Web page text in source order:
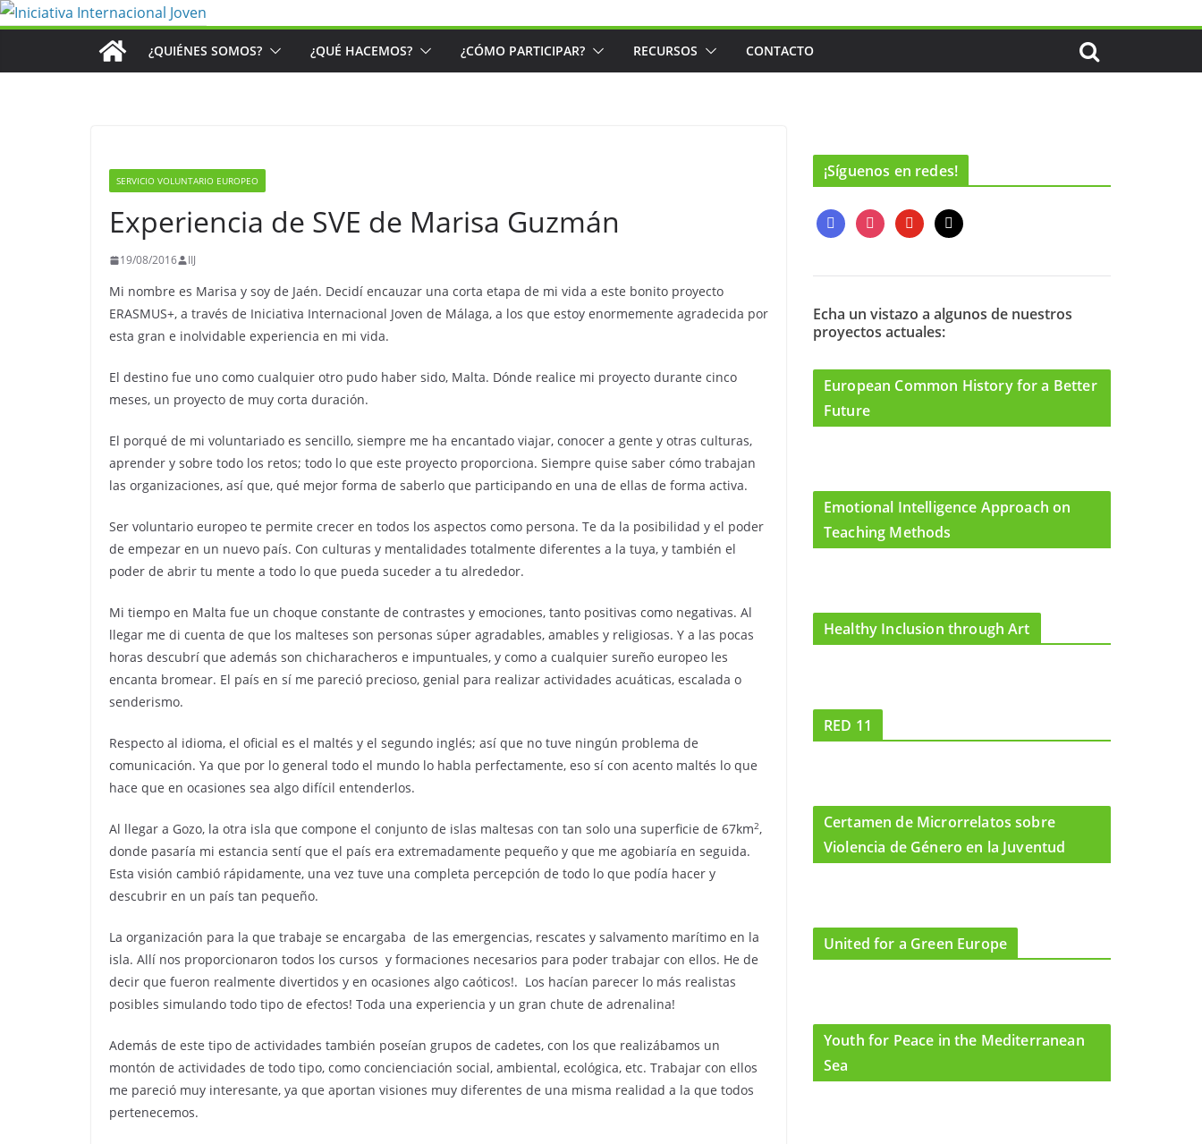
Saltar
¿QUIÉNES SOMOS? ¿QUÉ HACEMOS? ¿CÓMO PARTICIPAR? RECURSOS CONTACTO
SERVICIO VOLUNTARIO EUROPEO
Experiencia de SVE de Marisa Guzmán
19/08/2016 IIJ
Mi nombre es Marisa y soy de Jaén. Decidí encauzar una corta etapa de mi vida a este bonito proyecto
ERASMUS+, a través de Iniciativa Internacional Joven de Málaga, a los que estoy enormemente agradecida por
esta gran e inolvidable experiencia en mi vida.
El destino fue uno como cualquier otro pudo haber sido, Malta. Dónde realice mi proyecto durante cinco
meses, un proyecto de muy corta duración.
El porqué de mi voluntariado es sencillo, siempre me ha encantado viajar, conocer a gente y otras culturas,
aprender y sobre todo los retos; todo lo que este proyecto proporciona. Siempre quise saber cómo trabajan
las organizaciones, así que, qué mejor forma de saberlo que participando en una de ellas de forma activa.
Ser voluntario europeo te permite crecer en todos los aspectos como persona. Te da la posibilidad y el poder
de empezar en un nuevo país. Con culturas y mentalidades totalmente diferentes a la tuya, y también el
poder de abrir tu mente a todo lo que pueda suceder a tu alrededor.
Mi tiempo en Malta fue un choque constante de contrastes y emociones, tanto positivas como negativas. Al
llegar me di cuenta de que los malteses son personas súper agradables, amables y religiosas. Y a las pocas
horas descubrí que además son chicharacheros e impuntuales, y como a cualquier sureño europeo les
encanta bromear. El país en sí me pareció precioso, genial para realizar actividades acuáticas, escalada o
senderismo.
Respecto al idioma, el oficial es el maltés y el segundo inglés; así que no tuve ningún problema de
comunicación. Ya que por lo general todo el mundo lo habla perfectamente, eso sí con acento maltés lo que
hace que en ocasiones sea algo difícil entenderlos.
Al llegar a Gozo, la otra isla que compone el conjunto de islas maltesas con tan solo una superficie de 67km2,
donde pasaría mi estancia sentí que el país era extremadamente pequeño y que me agobiaría en seguida.
Esta visión cambió rápidamente, una vez tuve una completa percepción de todo lo que podía hacer y
descubrir en un país tan pequeño.
La organización para la que trabaje se encargaba de las emergencias, rescates y salvamento marítimo en la
isla. Allí nos proporcionaron todos los cursos y formaciones necesarios para poder trabajar con ellos. He de
decir que fueron realmente divertidos y en ocasiones algo caóticos!. Los hacían parecer lo más realistas
posibles simulando todo tipo de efectos! Toda una experiencia y un gran chute de adrenalina!
Además de este tipo de actividades también poseían grupos de cadetes, con los que realizábamos un
montón de actividades de todo tipo, como concienciación social, ambiental, ecológica, etc. Trabajar con ellos
me pareció muy interesante, ya que aportan visiones muy diferentes de una misma realidad a la que todos
pertenecemos.
¡Síguenos en redes!
f
a
e
o
o
i
n
t
g
r
m
y
o
t
b
e
m
a
l
Echa un vistazo a algunos de nuestros
proyectos actuales:
European Common History for a Better
Future
Emotional Intelligence Approach on
Teaching Methods
Healthy Inclusion through Art
RED 11
Certamen de Microrrelatos sobre
Violencia de Género en la Juventud
United for a Green Europe
Youth for Peace in the Mediterranean
Sea